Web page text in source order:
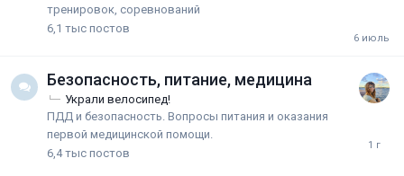
тренировок, соревнований
6,1 тыс постов
Безопасность, питание, медицина
Украли велосипед!
ПДД и безопасность. Вопросы питания и оказания
первой медицинской помощи.
6,4 тыс постов